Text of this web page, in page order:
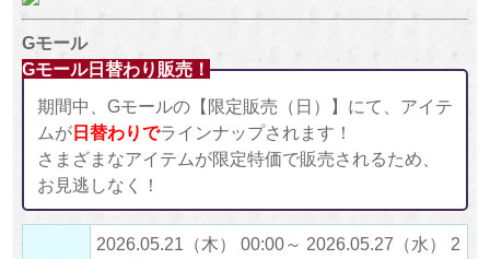
Gモール
Gモール日替わり販売！
期間中、Gモールの【限定販売（日）】にて、アイテ
ムが日替わりでラインナップされます！
さまざまなアイテムが限定特価で販売されるため、
お見逃しなく！
2026.05.21（木） 00:00～ 2026.05.27（水） 2